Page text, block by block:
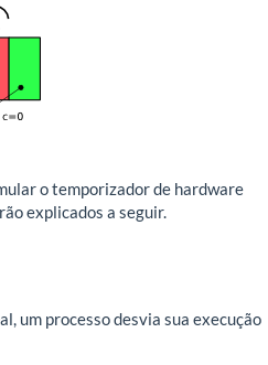
o temporizador de hardware
explicados a seguir.
um processo desvia sua execução